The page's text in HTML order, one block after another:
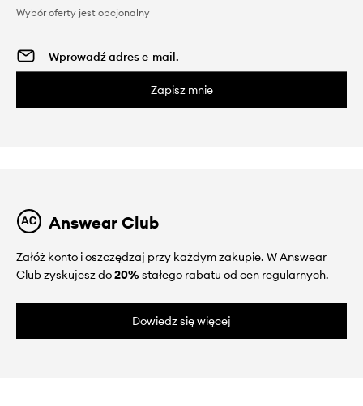
Wybór oferty jest opcjonalny
Zapisz mnie
Answear Club
Załóż konto i oszczędzaj przy każdym zakupie. W Answear
Club zyskujesz do20%stałego rabatu od cen regularnych.
Dowiedz się więcej